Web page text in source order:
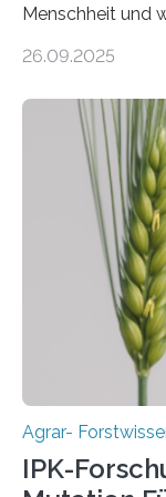
Menschheit und
einzigen Ort
Instituts für
Gerste aus
sogenannten
ist. Sie besitzt
Ergebnisse der
Fachzeitschrift
26.09.2025
Agrar-
IPK-